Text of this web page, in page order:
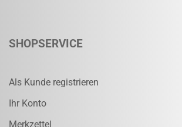
SHOPSERVICE
Als Kunde registrieren
Ihr Konto
Merkzettel